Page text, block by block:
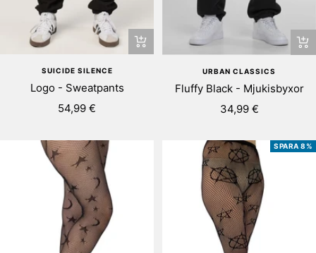
Snabbtitta
SUICIDE SILENCE
Logo - Sweatpants
Rea-
54,99 €
URBAN CLASSICS
Fluffy Black - Mjukisbyxor
Rea-
34,99 €
SPARA 8%